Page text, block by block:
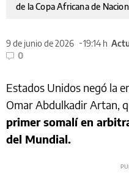
de la Copa Africana de
9 de junio de 2026 19:14 h
0
Estados Unidos negó la
Omar Abdulkadir Artan,
primer somalí en
del Mundial.